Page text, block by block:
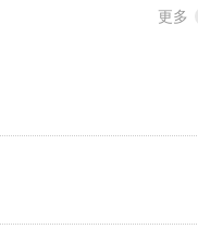
更多